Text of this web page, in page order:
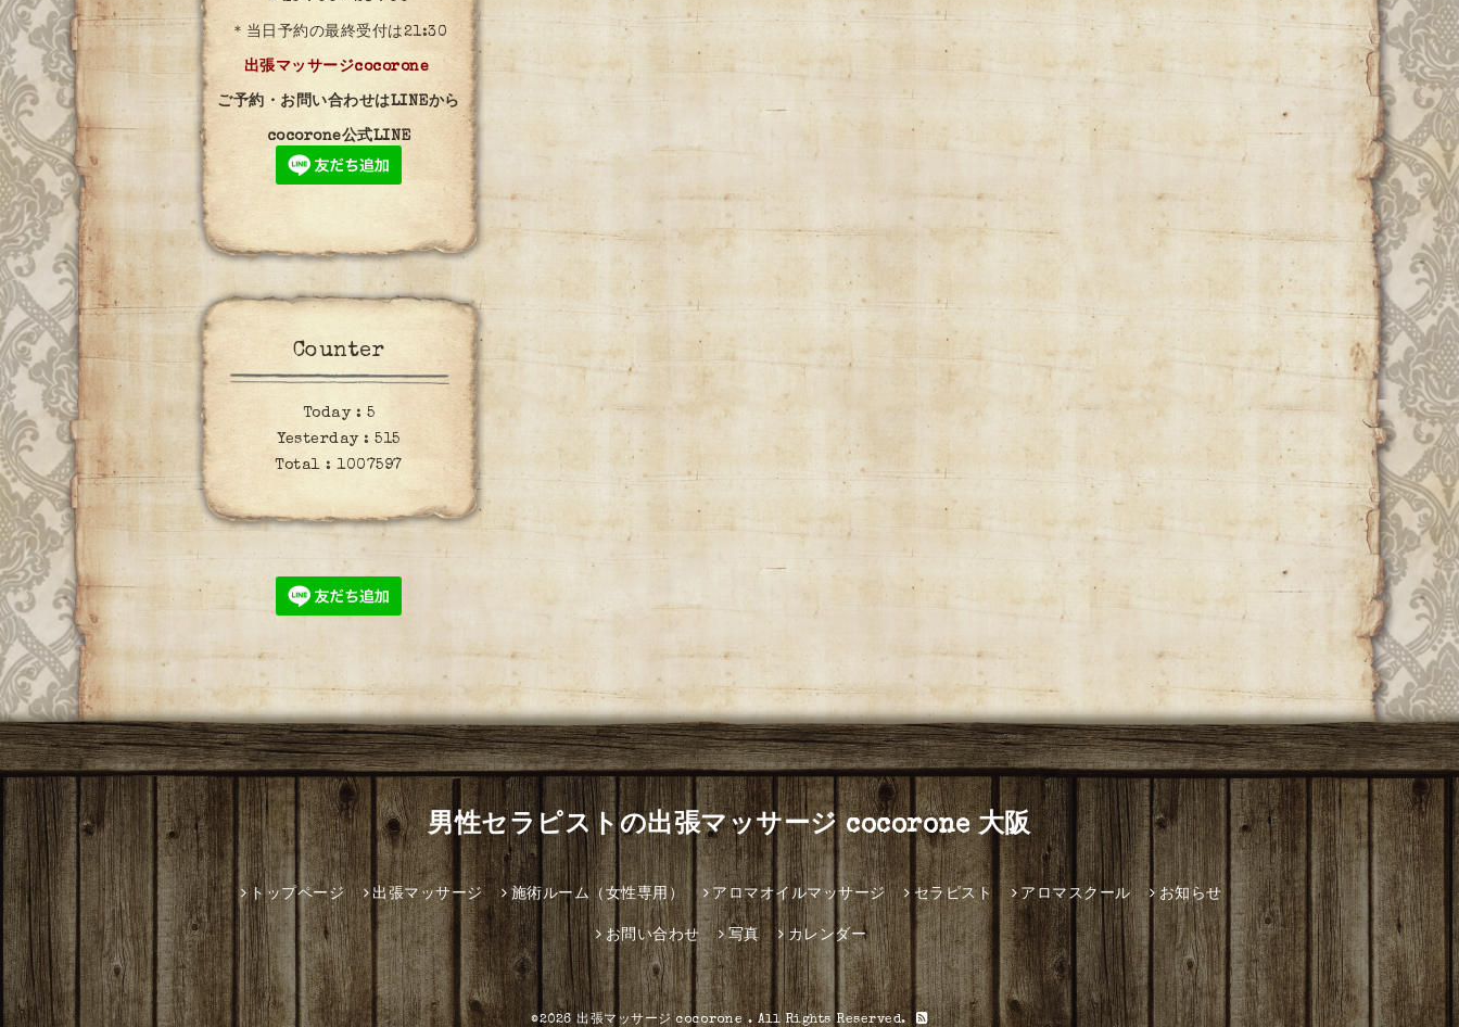
＊当日予約の最終受付は21:30
出張マッサージcocorone
ご予約・お問い合わせはLINEから
cocorone公式LINE
Counter
Today : 5
Yesterday :515
Total :1007597
男性セラピストの出張マッサージ cocorone 大阪
トップページ 出張マッサージ 施術ルーム（女性専用） アロマオイルマッサージ セラピスト アロマスクール お知らせ
お問い合わせ 写真 カレンダー
©2026出張マッサージ cocorone. All Rights Reserved.